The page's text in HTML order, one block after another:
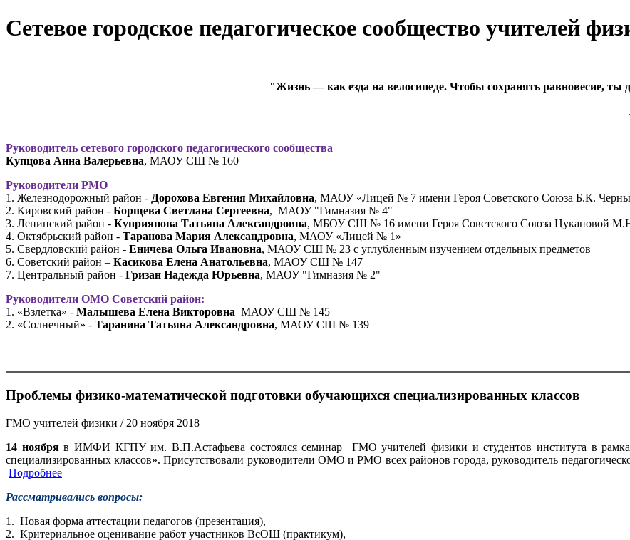
Сетевое городское педагогическое сообщество учителей
"Жизнь — как езда на велосипеде. Чтобы сохранять равновесие, ты
Руководитель сетевого городского педагогического сообщества
Купцова Анна Валерьевна, МАОУ СШ № 160
Руководители РМО
1. Железнодорожный район - Дорохова Евгения Михайловна, МАОУ «Лицей № 7 имени Героя Советского Союза Б.К.
2. Кировский район - Борщева Светлана Сергеевна, МАОУ "Гимназия № 4"
3. Ленинский район - Куприянова Татьяна Александровна, МБОУ СШ № 16 имени Героя Советского Союза Цукановой
4. Октябрьский район - Таранова Мария Александровна, МАОУ «Лицей № 1»
5. Свердловский район - Еничева Ольга Ивановна, МАОУ СШ № 23 с углубленным изучением отдельных предметов
6. Советский район – Касикова Елена Анатольевна, МАОУ СШ № 147
7. Центральный район - Гризан Надежда Юрьевна, МАОУ "Гимназия № 2"
Руководители ОМО Советский район:
1. «Взлетка» - Малышева Елена Викторовна МАОУ СШ № 145
2. «Солнечный» - Таранина Татьяна Александровна, МАОУ СШ № 139
Проблемы физико-математической подготовки обучающихся специализированных классов
ГМО учителей физики / 20 ноября 2018
14 ноябряв ИМФИ КГПУ им. В.П.Астафьева состоялся семинар ГМО учителей физики и студентов института в
специализированных классов». Присутствовали руководители ОМО и РМО всех районов города, руководитель
Подробнее
Рассматривались вопросы:
1. Новая форма аттестации педагогов (презентация),
2. Критериальное оценивание работ участников ВсОШ (практикум),